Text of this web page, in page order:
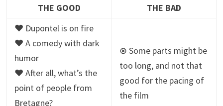
THE GOOD
THE BAD
♥ Dupontel is on fire
♥ A comedy with dark
humor
♥ After all, what’s the
point of people from
Bretagne?
⊗ Some parts might be
too long, and not that
good for the pacing of
the film